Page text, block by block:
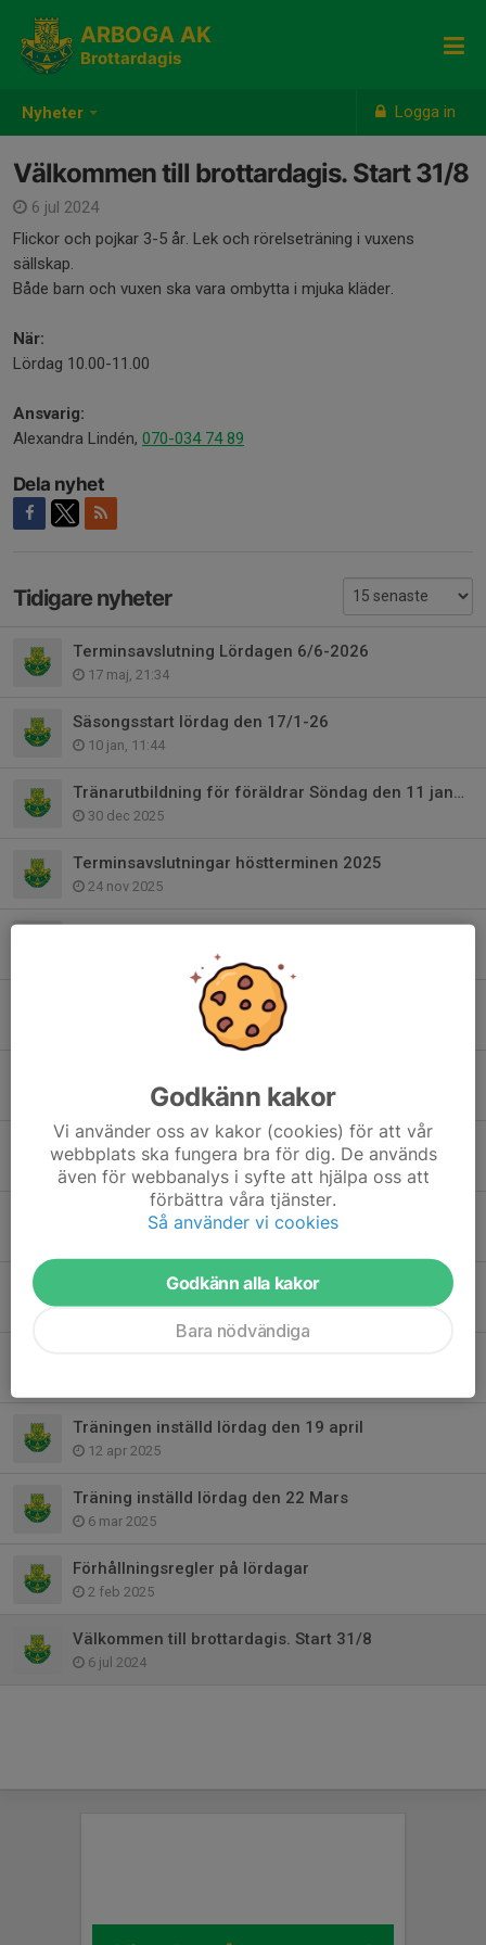
Nyheter Logga in
ARBOGA AK
Brottardagis
Välkommen till brottardagis. Start 31/8
6 jul 2024
Flickor och pojkar 3-5 år. Lek och rörelseträning i vuxens
sällskap.
Både barn och vuxen ska vara ombytta i mjuka kläder.
När:
Lördag 10.00-11.00
Ansvarig:
Alexandra Lindén, 070-034 74 89
Dela nyhet
Tidigare nyheter
Terminsavslutning Lördagen 6/6-2026
17 maj, 21:34
Säsongsstart lördag den 17/1-26
10 jan, 11:44
Tränarutbildning för föräldrar Söndag den 11 januari
30 dec 2025
Terminsavslutningar höstterminen 2025
24 nov 2025
Tränarutbildning för föräldrar den 11 januari 2026
19 nov 2025
Tillfällig ingång till brottarlokalen
19 aug 2025
Terminsstart hösten 2025
Terminsavslutning
12 maj 2025
Träningen inställd lördag den 19 april
12 apr 2025
Träning inställd lördag den 22 Mars
6 mar 2025
Förhållningsregler på lördagar
2 feb 2025
Välkommen till brottardagis. Start 31/8
6 jul 2024
Godkänn kakor
Vi använder oss av kakor (cookies) för att vår
webbplats ska fungera bra för dig. De används
även för webbanalys i syfte att hjälpa oss att
förbättra våra tjänster.
Så använder vi cookies
Godkänn alla kakor
Bara nödvändiga